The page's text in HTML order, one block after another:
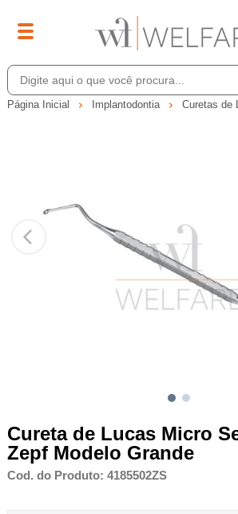
Página Inicial Implantodontia Curetas de
Cureta de Lucas Micro
Zepf Modelo Grande
Cod. do Produto: 4185502ZS